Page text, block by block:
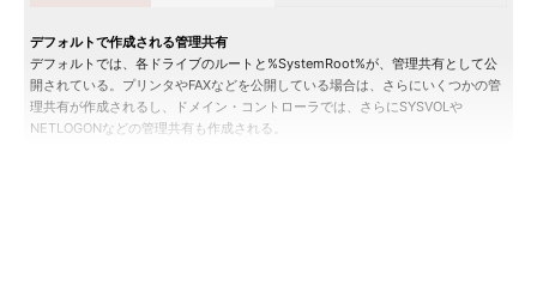
デフォルトで作成される管理共有
デフォルトでは、各ドライブのルートと%SystemRoot%が、管理共有として公
開されている。プリンタやFAXなどを公開している場合は、さらにいくつかの管
理共有が作成されるし、ドメイン・コントローラでは、さらにSYSVOLや
NETLOGONなどの管理共有も作成される。